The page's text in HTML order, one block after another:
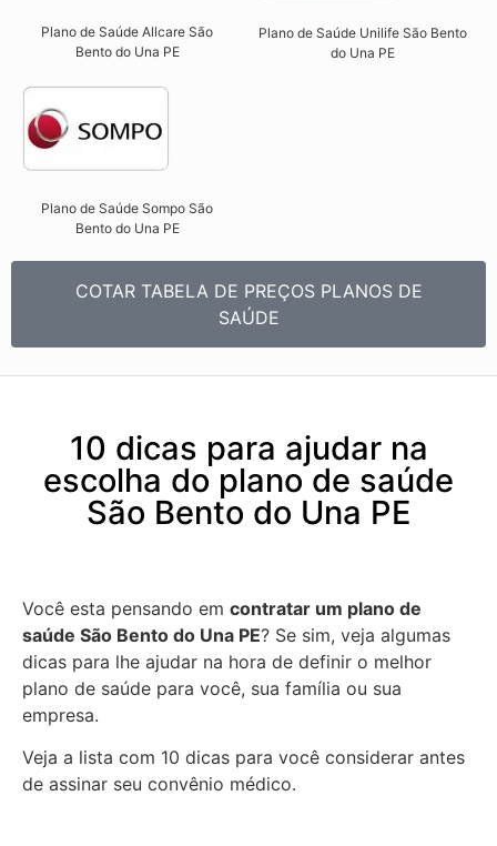
Plano de Saúde Allcare São
Bento do Una PE​
Plano de Saúde Unilife São Bento
do Una PE​
Plano de Saúde Sompo São
Bento do Una PE​
COTAR TABELA DE PREÇOS PLANOS DE
SAÚDE
10 dicas para ajudar na
escolha do plano de saúde
São Bento do Una PE
Você esta pensando em contratar um plano de
saúde São Bento do Una PE? Se sim, veja algumas
dicas para lhe ajudar na hora de definir o melhor
plano de saúde para você, sua família ou sua
empresa.
Veja a lista com 10 dicas para você considerar antes
de assinar seu convênio médico.